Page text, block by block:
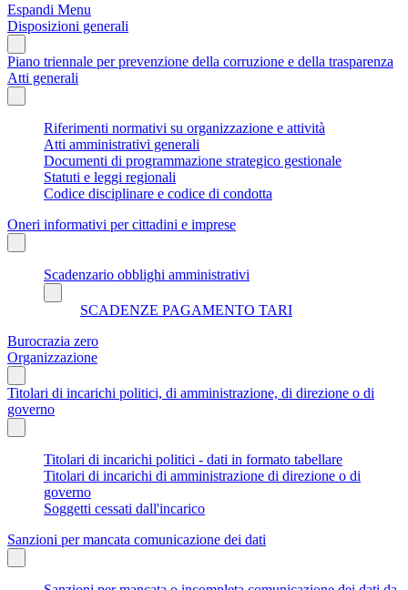
Espandi Menu
Disposizioni generali
Piano triennale per prevenzione della corruzione e della trasparenza
Atti generali
Riferimenti normativi su organizzazione e attività
Atti amministrativi generali
Documenti di programmazione strategico gestionale
Statuti e leggi regionali
Codice disciplinare e codice di condotta
Oneri informativi per cittadini e imprese
Scadenzario obblighi amministrativi
SCADENZE PAGAMENTO TARI
Burocrazia zero
Organizzazione
Titolari di incarichi politici, di amministrazione, di direzione o di
governo
Titolari di incarichi politici - dati in formato tabellare
Titolari di incarichi di amministrazione di direzione o di
governo
Soggetti cessati dall'incarico
Sanzioni per mancata comunicazione dei dati